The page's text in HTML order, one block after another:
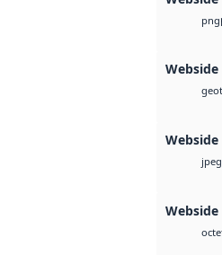
png
Webside
Webside
jpeg
Webside